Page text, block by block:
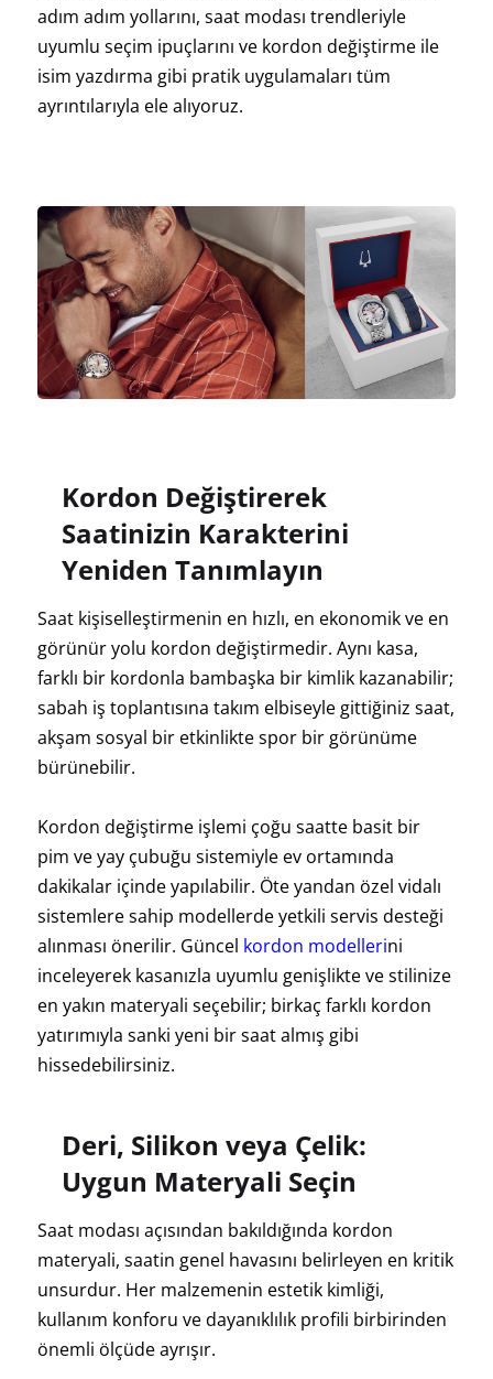
adım adım yollarını, saat modası trendleriyle
uyumlu seçim ipuçlarını ve kordon değiştirme ile
isim yazdırma gibi pratik uygulamaları tüm
ayrıntılarıyla ele alıyoruz.
Kordon Değiştirerek
Saatinizin Karakterini
Yeniden Tanımlayın
Saat kişiselleştirmenin en hızlı, en ekonomik ve en
görünür yolu kordon değiştirmedir. Aynı kasa,
farklı bir kordonla bambaşka bir kimlik kazanabilir;
sabah iş toplantısına takım elbiseyle gittiğiniz saat,
akşam sosyal bir etkinlikte spor bir görünüme
bürünebilir.
Kordon değiştirme işlemi çoğu saatte basit bir
pim ve yay çubuğu sistemiyle ev ortamında
dakikalar içinde yapılabilir. Öte yandan özel vidalı
sistemlere sahip modellerde yetkili servis desteği
alınması önerilir. Güncel kordon modellerini
inceleyerek kasanızla uyumlu genişlikte ve stilinize
en yakın materyali seçebilir; birkaç farklı kordon
yatırımıyla sanki yeni bir saat almış gibi
hissedebilirsiniz.
Deri, Silikon veya Çelik:
Uygun Materyali Seçin
Saat modası açısından bakıldığında kordon
materyali, saatin genel havasını belirleyen en kritik
unsurdur. Her malzemenin estetik kimliği,
kullanım konforu ve dayanıklılık profili birbirinden
önemli ölçüde ayrışır.